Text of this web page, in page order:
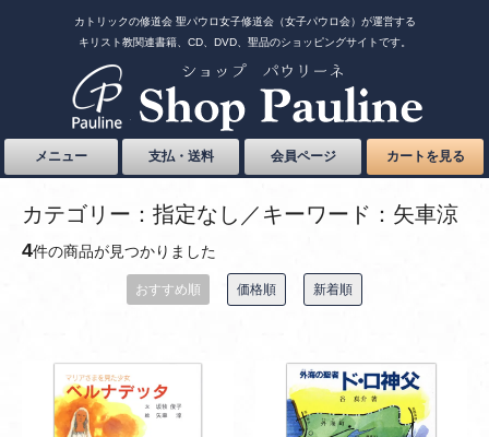
カトリックの修道会 聖パウロ女子修道会（女子パウロ会）が運営する
キリスト教関連書籍、CD、DVD、聖品のショッピングサイトです。
メニュー 支払・送料 会員ページ カートを見る
カテゴリー：指定なし／キーワード：矢車涼
4件の商品が見つかりました
おすすめ順 価格順 新着順